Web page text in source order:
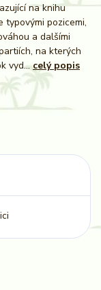
na knihu
pozicemi,
a dalšími
na kterých
vyd...celý popis